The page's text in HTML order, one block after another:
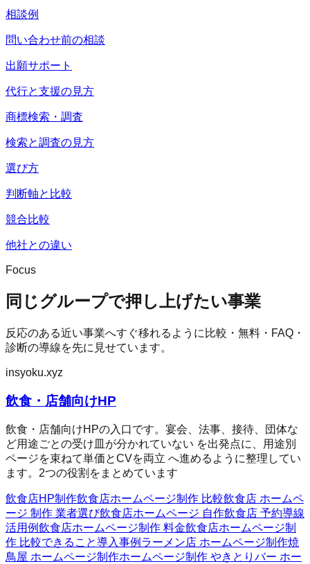
相談例
問い合わせ前の相談
出願サポート
代行と支援の見方
商標検索・調査
検索と調査の見方
選び方
判断軸と比較
競合比較
他社との違い
Focus
同じグループで押し上げたい事業
反応のある近い事業へすぐ移れるように比較・無料・FAQ・
診断の導線を先に見せています。
insyoku.xyz
飲食・店舗向けHP
飲食・店舗向けHPの入口です。宴会、法事、接待、団体な
ど用途ごとの受け皿が分かれていない を出発点に、用途別
ページを束ねて単価とCVを両立 へ進めるように整理してい
ます。2つの役割をまとめています
飲食店HP制作飲食店ホームページ制作 比較飲食店 ホームペ
ージ 制作 業者選び飲食店ホームページ 自作飲食店 予約導線
活用例飲食店ホームページ制作 料金飲食店ホームページ制
作 比較できること導入事例 ラーメン店 ホームページ制作焼
鳥屋 ホームページ制作ホームページ制作 やきとり バー ホー